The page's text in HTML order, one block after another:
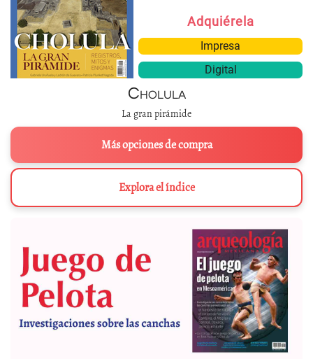
Adquiérela
Impresa
Digital
Cholula
La gran pirámide
Más opciones de compra
Explora el índice